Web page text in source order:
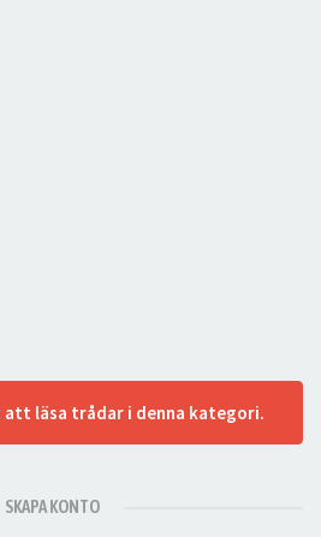
att läsa trådar i denna kategori.
SKAPA KONTO